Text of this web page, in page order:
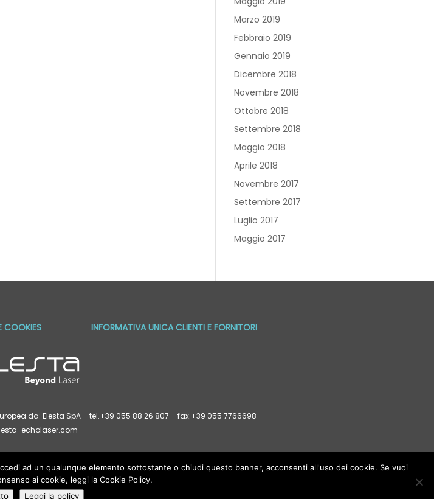
Marzo 2019
Febbraio 2019
Gennaio 2019
Dicembre 2018
Novembre 2018
Ottobre 2018
Settembre 2018
Maggio 2018
Aprile 2018
Novembre 2017
Settembre 2017
Luglio 2017
Maggio 2017
COOKIES INFORMATIVA UNICA CLIENTI E FORNITORI
da: Elesta SpA – tel.+39 055 88 26 807 – fax.+39 055 7766698
echolaser.com
informativo: esse in alcun modo potranno sostituire cure terapie trattamenti prescritti da un
mediche e descrizioni di trattamenti presenti in questo sito hanno scopo puramente
Tutte le indicazioni presenti su www.soractelite.info devono essere sempre e comunque
del vostro medico curante.
ad un qualunque elemento sottostante o chiudi questo banner, acconsenti all'uso dei cookie. Se vuoi
ai cookie, leggi la Cookie Policy.
Leggi la policy